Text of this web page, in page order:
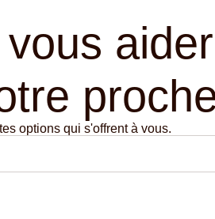
options qui s'offrent à vous.